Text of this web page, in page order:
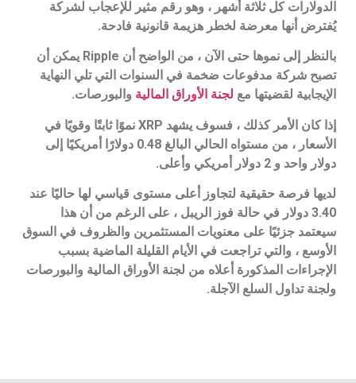
الدولارات كل ثلاثة أشهر ، وهو رقم مثير للإعجاب لشركة
يُفترض أنها معرضة لخطر هزيمة قانونية فادحة.
بالنظر إلى نموها حتى الآن ، من الواضح أن Ripple يمكن أن
تصبح شركة مدفوعات ضخمة في السنوات التي تلي النهاية
الإيجابية لقضيتها مع لجنة الأوراق المالية والبورصات.
إذا كان الأمر كذلك ، فسوف يشهد XRP نموًا ثابتًا وقويًا في
الأسعار ، من مستواه الحالي البالغ 0.48 دولارًا أمريكيًا إلى
دولار واحد و 2 دولار أمريكي وأعلى.
لديها فرصة حقيقية لتجاوز أعلى مستوى قياسي لها حاليًا عند
3.40 دولار في حالة فوز الريبل ، على الرغم من أن هذا
سيعتمد جزئيًا على معنويات المستثمرين والظروف في السوق
الأوسع ، والتي تراجعت في الأيام القليلة الماضية بسبب
الإجراءات المذكورة أعلاه من لجنة الأوراق المالية والبورصات
ولجنة تداول السلع الآجلة.